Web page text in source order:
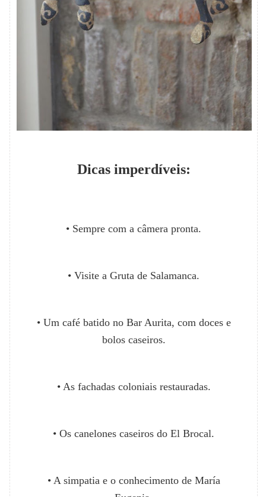
Dicas imperdíveis:
• Sempre com a câmera pronta.
• Visite a Gruta de Salamanca.
• Um café batido no Bar Aurita, com doces e
bolos caseiros.
• As fachadas coloniais restauradas.
• Os canelones caseiros do El Brocal.
• A simpatia e o conhecimento de María